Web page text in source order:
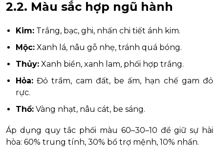
2.2. Màu sắc hợp ngũ hành
Kim: Trắng, bạc, ghi, nhấn chi tiết ánh kim.
Mộc: Xanh lá, nâu gỗ nhẹ, tránh quá bóng.
Thủy: Xanh biển, xanh lam, phối hợp trắng.
Hỏa: Đỏ trầm, cam đất, be ấm, hạn chế gam đỏ
rực.
Thổ: Vàng nhạt, nâu cát, be sáng.
Áp dụng quy tắc phối màu 60–30–10 để giữ sự hài
hòa: 60% trung tính, 30% bổ trợ mệnh, 10% nhấn.